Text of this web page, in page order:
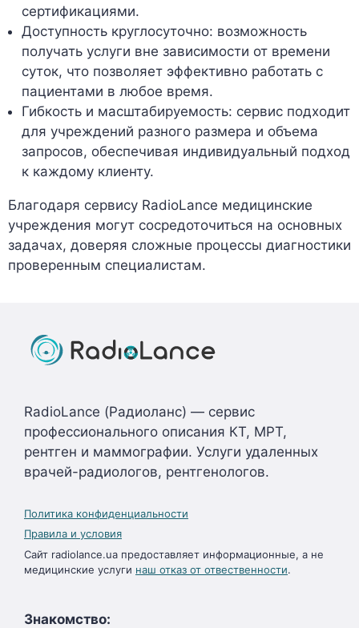
сертификациями.
Доступность круглосуточно: возможность
получать услуги вне зависимости от времени
суток, что позволяет эффективно работать с
пациентами в любое время.
Гибкость и масштабируемость: сервис подходит
для учреждений разного размера и объема
запросов, обеспечивая индивидуальный подход
к каждому клиенту.
Благодаря сервису RadioLance медицинские
учреждения могут сосредоточиться на основных
задачах, доверяя сложные процессы диагностики
проверенным специалистам.
RadioLance (Радиоланс) — сервис
профессионального описания КТ, МРТ,
рентген и маммографии. Услуги удаленных
врачей-радиологов, рентгенологов.
Политика конфиденциальности
Правила и условия
Сайт radiolance.ua предоставляет информационные, а не
медицинские услуги наш отказ от отвественности.
Знакомство: